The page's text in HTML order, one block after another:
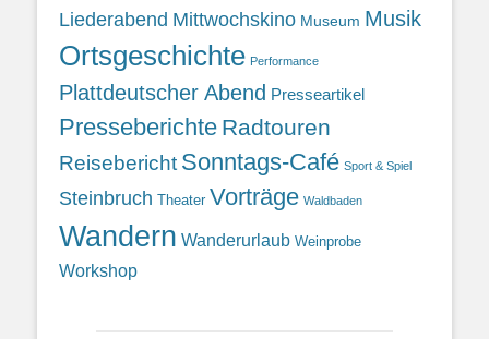
Liederabend Mittwochskino Museum Musik
Ortsgeschichte Performance
Plattdeutscher Abend Presseartikel
Presseberichte Radtouren
Reisebericht Sonntags-Café Sport & Spiel
Steinbruch Theater Vorträge Waldbaden
Wandern Wanderurlaub Weinprobe
Workshop